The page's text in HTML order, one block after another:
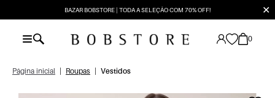
BAZAR BOBSTORE | TODA A SELEÇÃO COM 70% OFF! ✕
0
Página inicial Roupas Vestidos